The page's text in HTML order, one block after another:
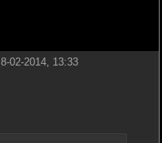
8-02-2014, 13:33